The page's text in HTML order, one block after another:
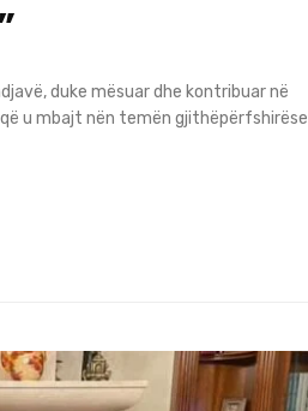
duke mësuar dhe kontribuar në
u mbajt nën temën gjithëpërfshirëse